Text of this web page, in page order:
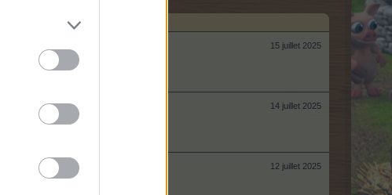
15 juillet 2025
14 juillet 2025
12 juillet 2025